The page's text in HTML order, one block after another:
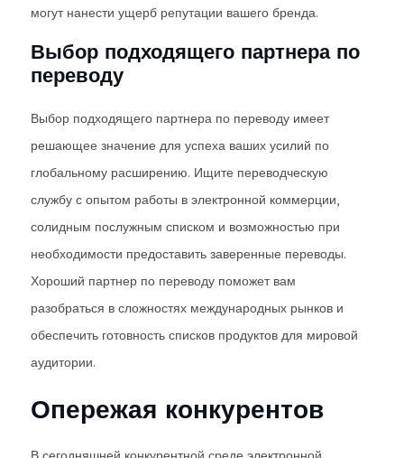
могут нанести ущерб репутации вашего бренда.
Выбор подходящего партнера по
переводу
Выбор подходящего партнера по переводу имеет
решающее значение для успеха ваших усилий по
глобальному расширению. Ищите переводческую
службу с опытом работы в электронной коммерции,
солидным послужным списком и возможностью при
необходимости предоставить заверенные переводы.
Хороший партнер по переводу поможет вам
разобраться в сложностях международных рынков и
обеспечить готовность списков продуктов для мировой
аудитории.
Опережая конкурентов